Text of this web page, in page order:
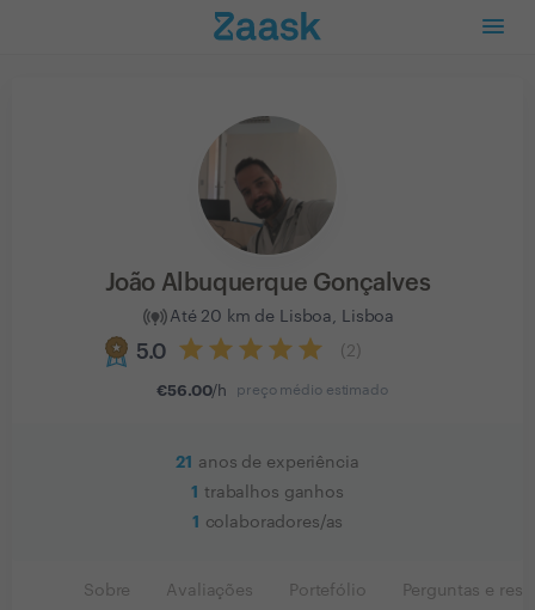
João Albuquerque Gonçalves
Até 20 km de Lisboa, Lisboa
5.0 2
€56.00/h preço médio estimado
21
anos de experiência
1 trabalhos ganhos
1
colaboradores/as
Sobre Avaliações Portefólio Perguntas e